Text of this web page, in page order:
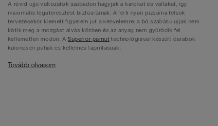
A rövid ujjú változatok szabadon hagyják a karokat és vállakat, így
maximális légáteresztést biztosítanak. A férfi nyári pizsama felsők
tervezésekor kiemelt figyelem jut a kényelemre: a bő szabású ujjak nem
kötik meg a mozgást alvás közben és az anyag nem gyűrődik fel
kellemetlen módon. ASuperior pamut technológiával készült darabok
különösen puhák és kellemes tapintásúak.
Rövid pizsama nadrág a mozgásszabadságért
Tovább olvasom